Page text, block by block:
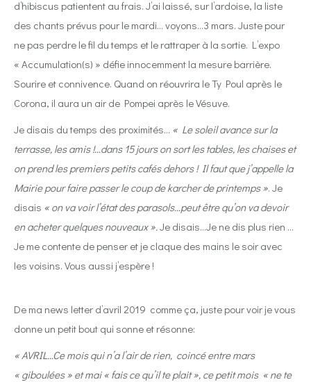
d’hibiscus patientent au frais. J’ai laissé, sur l’ardoise, la liste
des chants prévus pour le mardi… voyons…3 mars. Juste pour
ne pas perdre le fil du temps et le rattraper à la sortie. L’expo
« Accumulation(s) » défie innocemment la mesure barrière.
Sourire et connivence. Quand on réouvrira le Ty Poul après le
Corona, il aura un air de Pompei après le Vésuve.
Je disais du temps des proximités… « Le soleil avance sur la
terrasse, les amis !…dans 15 jours on sort les tables, les chaises et
on prend les premiers petits cafés dehors ! Il faut que j’appelle la
Mairie pour faire passer le coup de karcher de printemps ». Je
disais « on va voir l’état des parasols…peut être qu’on va devoir
en acheter quelques nouveaux ».Je disais…Je ne dis plus rien …
Je me contente de penser et je claque des mains le soir avec
les voisins. Vous aussi j’espère !
De ma news letter d’avril 2019 comme ça, juste pour voir je vous
donne un petit bout qui sonne et résonne:
« AVRIL…Ce mois qui n’a l’air de rien, coincé entre mars
« giboulées » et mai « fais ce qu’il te plait », ce petit mois « ne te